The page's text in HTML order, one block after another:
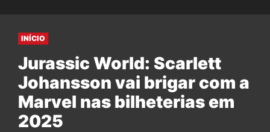
INÍCIO
Jurassic World: Scarlett
Johansson vai brigar com a
Marvel nas bilheterias em
2025